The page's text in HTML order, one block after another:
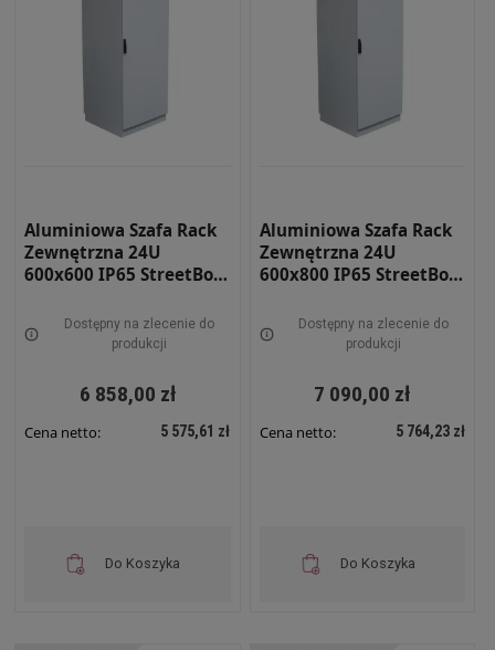
Aluminiowa Szafa Rack
Zewnętrzna 24U
600x600 IP65 StreetBox
7035 STRBX-6612-24U
Dostępny na zlecenie do
produkcji
6 858,00 zł
Cena netto: 5 575,61 zł
Do Koszyka
Aluminiowa Szafa Rack
Zewnętrzna 24U
600x800 IP65 StreetBox
7035 STRBX-6812-24U
Dostępny na zlecenie do
produkcji
7 090,00 zł
Cena netto: 5 764,23 zł
Do Koszyka